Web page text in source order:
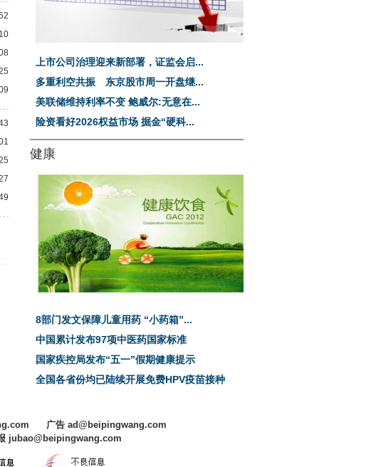
上市公司治理迎来新部署，证监会启...
多重利空共振 东京股市周一开盘继...
美联储维持利率不变 鲍威尔:无意在...
险资看好2026权益市场 掘金“硬科...
健康
8部门发文保障儿童用药 “小药箱”...
中国累计发布97项中医药国家标准
国家疾控局发布“五一”假期健康提示
全国各省份均已陆续开展免费HPV疫苗接种
广告 ad@beipingwang.com
jubao@beipingwang.com